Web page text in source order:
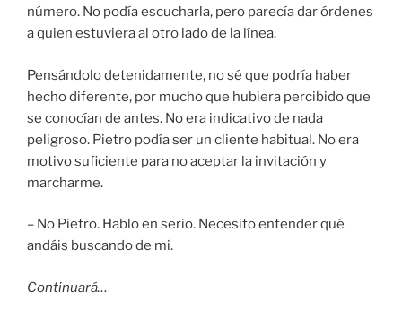
número. No podía escucharla, pero parecía dar órdenes
a quien estuviera al otro lado de la línea.
Pensándolo detenidamente, no sé que podría haber
hecho diferente, por mucho que hubiera percibido que
se conocían de antes. No era indicativo de nada
peligroso. Pietro podía ser un cliente habitual. No era
motivo suficiente para no aceptar la invitación y
marcharme.
– No Pietro. Hablo en serio. Necesito entender qué
andáis buscando de mi.
Continuará…